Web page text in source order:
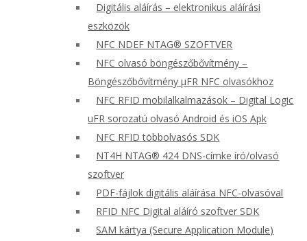
Digitális aláírás – elektronikus aláírási
eszközök
NFC NDEF NTAG® SZOFTVER
NFC olvasó böngészőbővítmény –
Böngészőbővítmény μFR NFC olvasókhoz
NFC RFID mobilalkalmazások – Digital Logic
uFR sorozatú olvasó Android és iOS Apk
NFC RFID többolvasós SDK
NT4H NTAG® 424 DNS-címke író/olvasó
szoftver
PDF-fájlok digitális aláírása NFC-olvasóval
RFID NFC Digital aláíró szoftver SDK
SAM kártya (Secure Application Module)